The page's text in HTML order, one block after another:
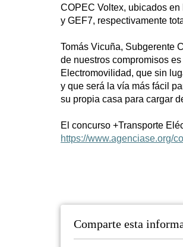
COPEC Voltex, ubicados
y GEF7, respectivamente
Tomás Vicuña, Subgerente
de nuestros compromisos
Electromovilidad, que sin
y que será la vía más fácil
su propia casa para cargar
El concurso +Transporte
https://www.agenciase.org/
Comparte esta